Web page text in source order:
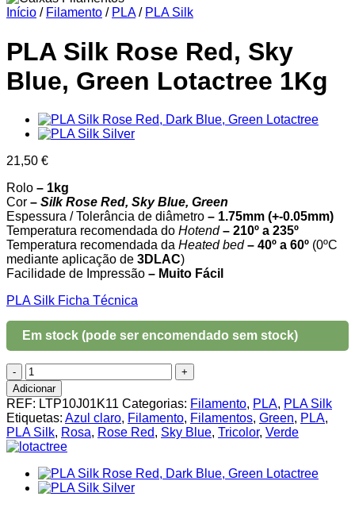
Início / Filamento / PLA / PLA Silk
PLA Silk Rose Red, Sky
Blue, Green Lotactree 1Kg
21,50 €
Rolo – 1kg
Cor – Silk Rose Red, Sky Blue, Green
Espessura / Tolerância de diâmetro – 1.75mm (+-0.05mm)
Temperatura recomendada do Hotend– 210º a 235º
Temperatura recomendada da Heated bed – 40º a 60º (0ºC
mediante aplicação de 3DLAC)
Facilidade de Impressão – Muito Fácil
PLA Silk Ficha Técnica
Em stock (pode ser encomendado sem stock)
Quantidade
de
PLA
Silk
Rose
Red,
Sky
Blue,
Green
Lotactree
Adicionar
REF: LTP10J01K11 Categorias: Filamento, PLA, PLA Silk
Etiquetas: Azul claro, Filamento, Filamentos, Green, PLA,
PLA Silk, Rosa, Rose Red, Sky Blue, Tricolor, Verde